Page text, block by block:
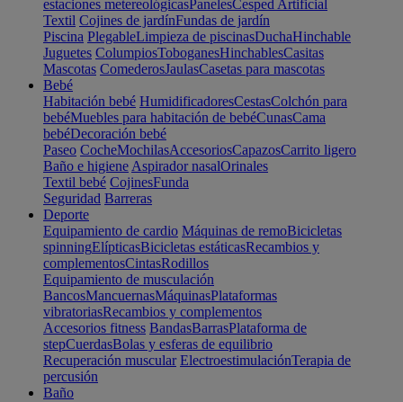
estaciones metereológicasPanelesCesped Artificial
Textil Cojines de jardínFundas de jardín
Piscina PlegableLimpieza de piscinasDuchaHinchable
Juguetes ColumpiosToboganesHinchablesCasitas
Mascotas ComederosJaulasCasetas para mascotas
Bebé
Habitación bebé HumidificadoresCestasColchón para
bebéMuebles para habitación de bebéCunasCama
bebéDecoración bebé
Paseo CocheMochilasAccesoriosCapazosCarrito ligero
Baño e higiene Aspirador nasalOrinales
Textil bebé CojinesFunda
Seguridad Barreras
Deporte
Equipamiento de cardio Máquinas de remoBicicletas
spinningElípticasBicicletas estáticasRecambios y
complementosCintasRodillos
Equipamiento de musculación
BancosMancuernasMáquinasPlataformas
vibratoriasRecambios y complementos
Accesorios fitness BandasBarrasPlataforma de
stepCuerdasBolas y esferas de equilibrio
Recuperación muscular ElectroestimulaciónTerapia de
percusión
Baño